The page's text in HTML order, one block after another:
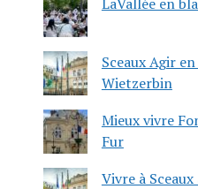
Sceaux Agir
Wietzerbin
Mieux vivre
Fur
Vivre à